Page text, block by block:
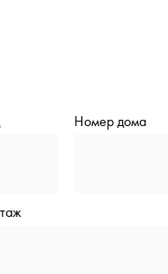
Номер дома